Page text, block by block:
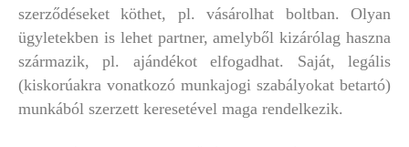
szerződéseket köthet, pl. vásárolhat boltban. Olyan
ügyletekben is lehet partner, amelyből kizárólag haszna
származik, pl. ajándékot elfogadhat. Saját, legális
(kiskorúakra vonatkozó munkajogi szabályokat betartó)
munkából szerzett keresetével maga rendelkezik.